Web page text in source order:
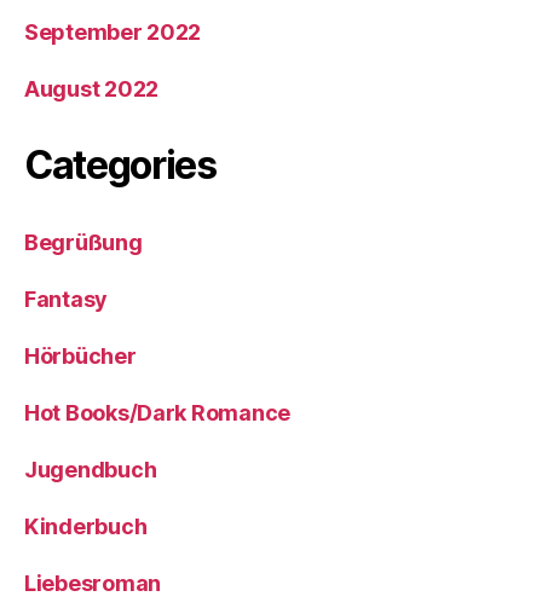
September 2022
August 2022
Categories
Begrüßung
Fantasy
Hörbücher
Hot Books/Dark Romance
Jugendbuch
Kinderbuch
Liebesroman